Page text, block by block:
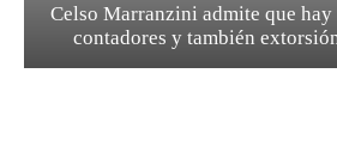
Celso Marranzini admite que
contadores y también